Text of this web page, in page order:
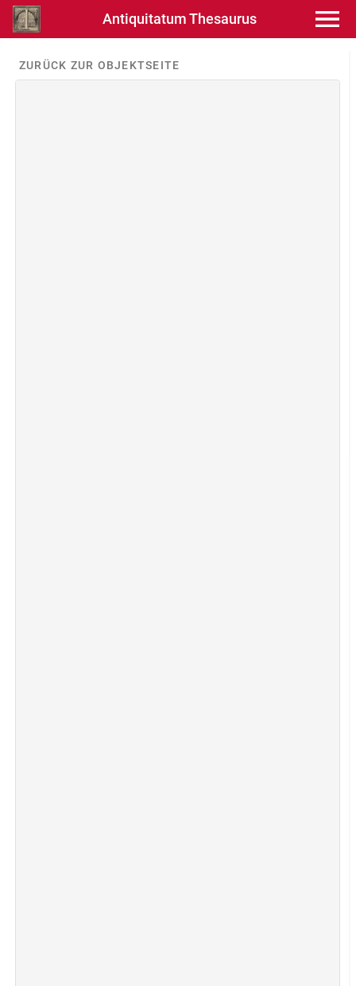
Antiquitatum Thesaurus
ZURÜCK ZUR OBJEKTSEITE